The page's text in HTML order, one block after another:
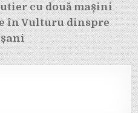
cu două mașini
în Vulturu dinspre